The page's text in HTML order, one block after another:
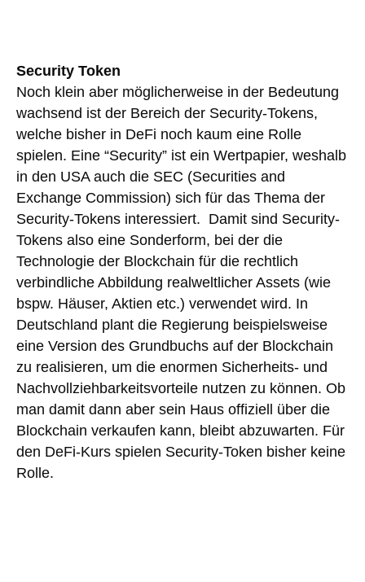
Security Token
Noch klein aber möglicherweise in der Bedeutung
wachsend ist der Bereich der Security-Tokens,
welche bisher in DeFi noch kaum eine Rolle
spielen. Eine “Security” ist ein Wertpapier, weshalb
in den USA auch die SEC (Securities and
Exchange Commission) sich für das Thema der
Security-Tokens interessiert. Damit sind Security-
Tokens also eine Sonderform, bei der die
Technologie der Blockchain für die rechtlich
verbindliche Abbildung realweltlicher Assets (wie
bspw. Häuser, Aktien etc.) verwendet wird. In
Deutschland plant die Regierung beispielsweise
eine Version des Grundbuchs auf der Blockchain
zu realisieren, um die enormen Sicherheits- und
Nachvollziehbarkeitsvorteile nutzen zu können. Ob
man damit dann aber sein Haus offiziell über die
Blockchain verkaufen kann, bleibt abzuwarten. Für
den DeFi-Kurs spielen Security-Token bisher keine
Rolle.